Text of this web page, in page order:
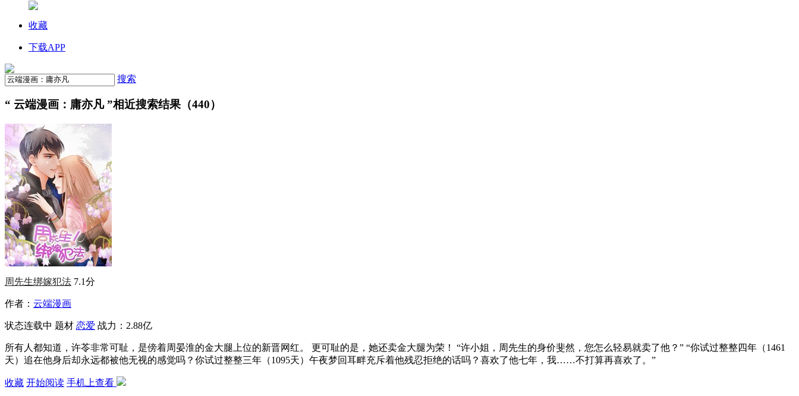
收藏
下载APP
搜索
“ 云端漫画：庸亦凡”相近搜索结果（440）
周先生绑嫁犯法 7.1分
作者： 云端漫画
状态连载中 题材 恋爱 战力：2.88亿
所有人都知道，许苓非常可耻，是傍着周晏淮的金大腿上位的新晋网红。 更可耻的是，她还卖金大腿为荣！ “许小姐，周先生的身价斐然，您怎么轻易就卖了他？” “你试过整整四年（1461
天）追在他身后却永远都被他无视的感觉吗？你试过整整三年（1095天）午夜梦回耳畔充斥着他残忍拒绝的话吗？喜欢了他七年，我……不打算再喜欢了。”
收藏 开始阅读 手机上查看